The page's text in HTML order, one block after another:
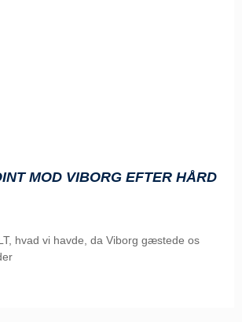
MOD VIBORG EFTER HÅRD
hvad vi havde, da Viborg gæstede os